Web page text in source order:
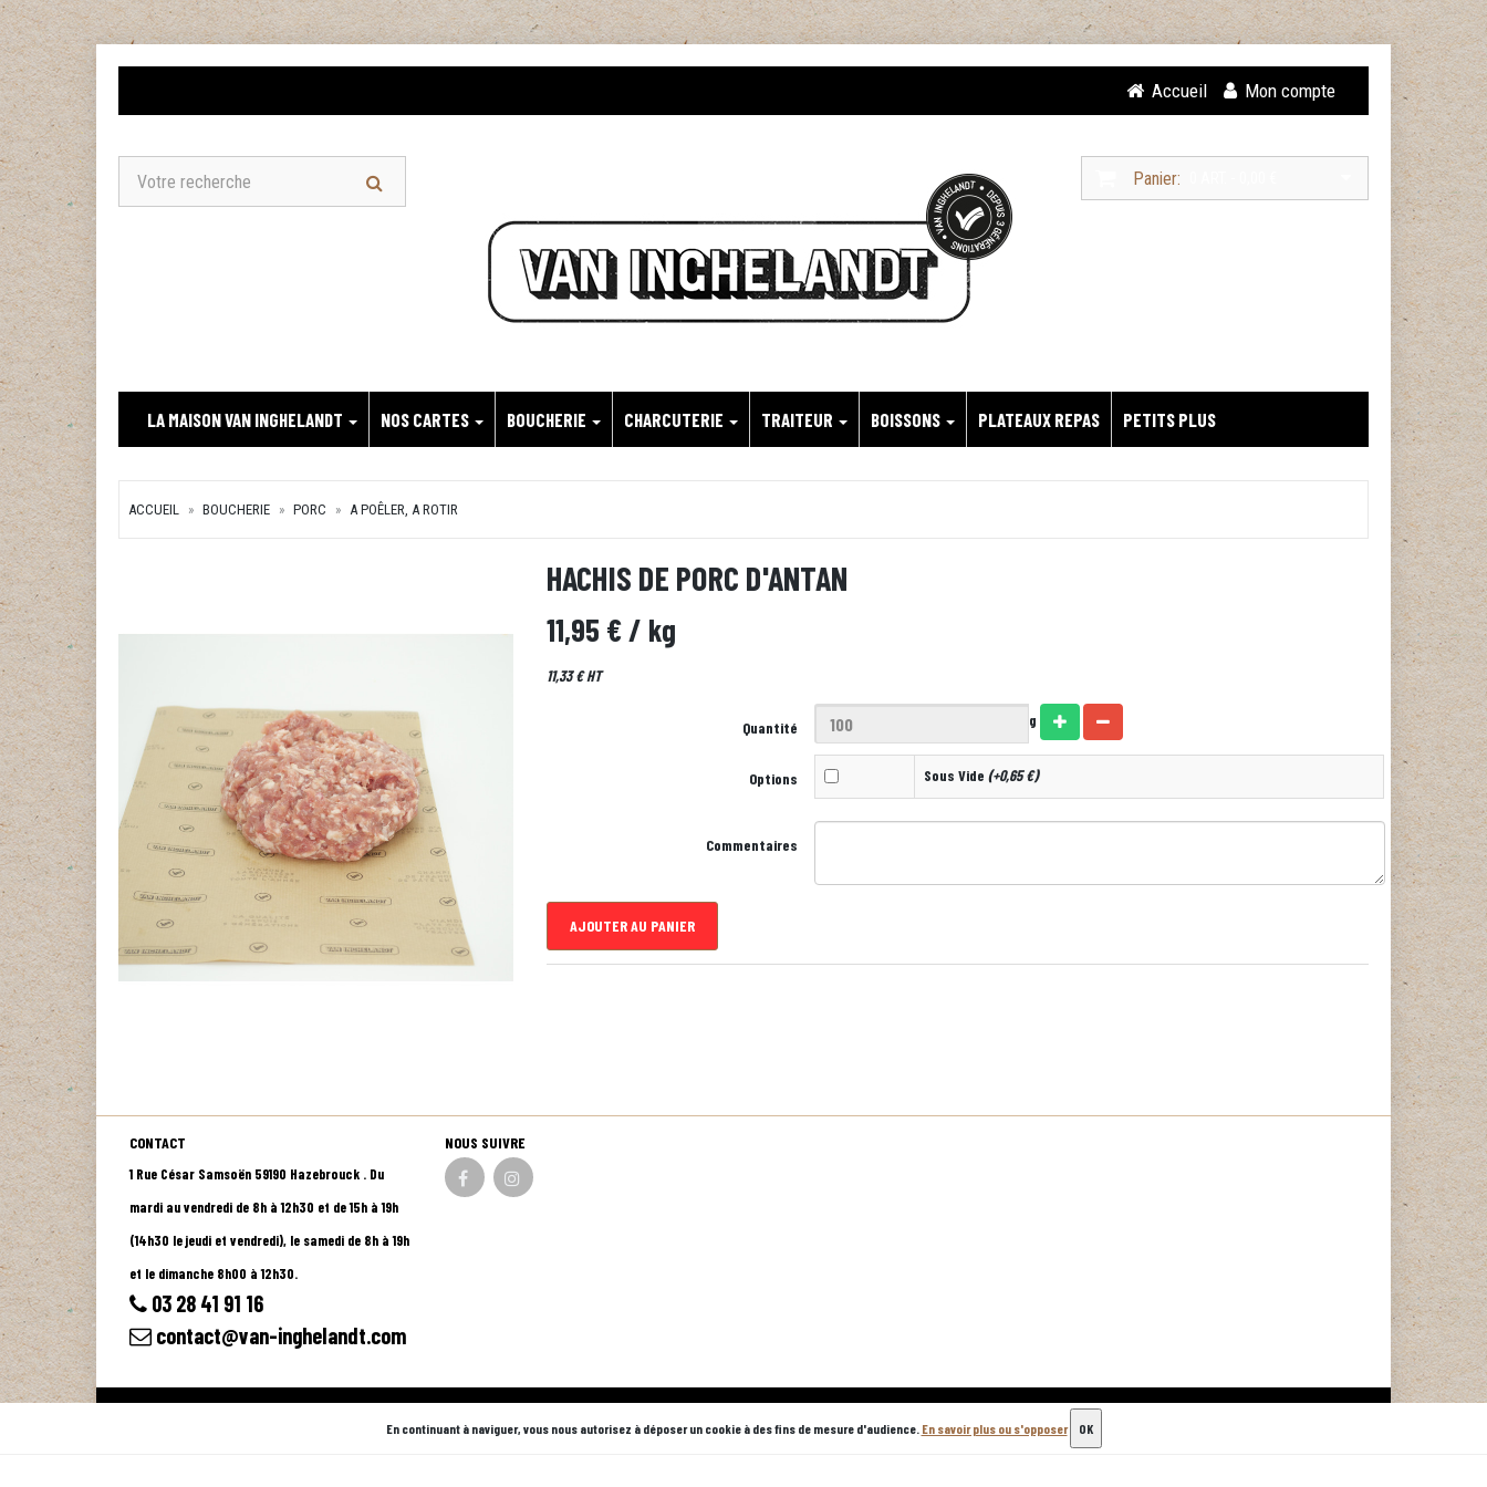
Accueil Mon compte
Panier:
LA MAISON VAN INGHELANDT NOS CARTES BOUCHERIE CHARCUTERIE TRAITEUR BOISSONS PLATEAUX REPAS PETITS PLUS
ACCUEIL BOUCHERIE PORC A POÊLER, A ROTIR
HACHIS DE PORC D'ANTAN
11,95 €/ kg
11,33 € HT
Quantité g
Options Sous Vide (+0,65 €)
Commentaires
AJOUTER AU PANIER
CONTACT
1 Rue César Samsoën 59190 Hazebrouck . Du
mardi au vendredi de 8h à 12h30 et de 15h à 19h
(14h30 le jeudi et vendredi), le samedi de 8h à 19h
et le dimanche 8h00 à 12h30.
03 28 41 91 16
contact@van-inghelandt.com
NOUS SUIVRE
En continuant à naviguer, vous nous autorisez à déposer un cookie à des fins de mesure d'audience. En savoir plus ou s'opposer OK